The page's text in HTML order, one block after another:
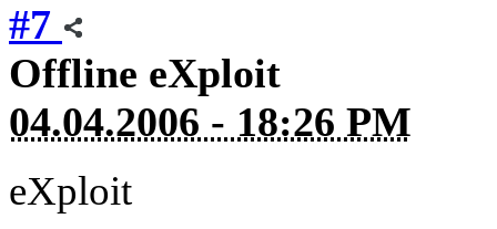
#7
Offline eXploit
04.04.2006 - 18:26 PM
eXploit